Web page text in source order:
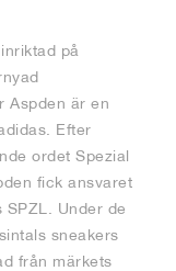
på
Aspden är en
Efter
ordet Spezial
fick ansvaret
Under de
sneakers
från märkets